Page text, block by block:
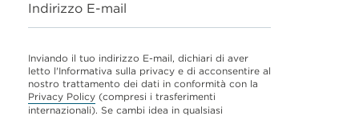
Indirizzo E-mail
Inviando il tuo indirizzo E-mail, dichiari di aver
letto l'Informativa sulla privacy e di acconsentire al
nostro trattamento dei dati in conformità con la
Privacy Policy (compresi i trasferimenti
internazionali). Se cambi idea in qualsiasi